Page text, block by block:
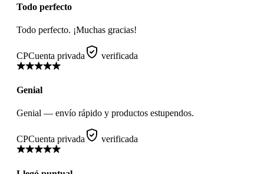
Todo perfecto
Todo perfecto. ¡Muchas gracias!
CPCuenta privada verificada
Genial
Genial — envío rápido y productos estupendos.
CPCuenta privada verificada